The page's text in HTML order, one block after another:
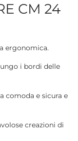
CM 24
ergonomica.
i bordi delle
comoda e sicura e
creazioni di